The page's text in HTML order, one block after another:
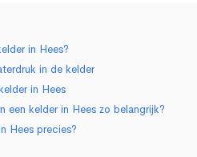
in Hees?
in de kelder
in Hees
een kelder in Hees zo belangrijk?
Hees precies?